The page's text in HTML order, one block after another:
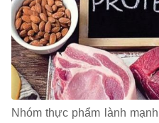
Nhóm thực phẩm lành